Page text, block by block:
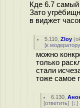
Кде 6.7 самый
Зато
в виджет
5.110 ,Zloy (
[к модератору
можно
только
стали
тоже самое
6.130 ,
[ответить] [↓